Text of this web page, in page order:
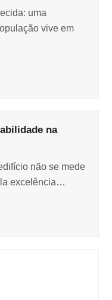
uma
vive em
na
não se mede
excelência…